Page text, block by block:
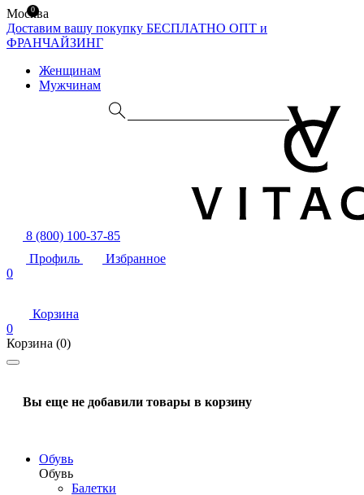
Москва
Доставим вашу покупку БЕСПЛАТНО ОПТ и
ФРАНЧАЙЗИНГ
Женщинам
Мужчинам
8 (800) 100-37-85
Профиль
Избранное
0
Корзина
0
Корзина (0)
Вы еще не добавили товары в корзину
Обувь
Обувь
Балетки
0